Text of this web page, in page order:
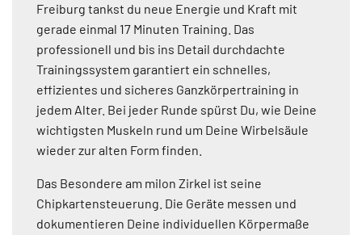
Freiburg tankst du neue Energie und Kraft mit
gerade einmal 17 Minuten Training. Das
professionell und bis ins Detail durchdachte
Trainingssystem garantiert ein schnelles,
effizientes und sicheres Ganzkörpertraining in
jedem Alter. Bei jeder Runde spürst Du, wie Deine
wichtigsten Muskeln rund um Deine Wirbelsäule
wieder zur alten Form finden.
Das Besondere am milon Zirkel ist seine
Chipkartensteuerung. Die Geräte messen und
dokumentieren Deine individuellen Körpermaße